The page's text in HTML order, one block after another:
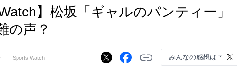
】松坂「ギャルのパンティー」
の声？
Sports Watch みんなの感想は？